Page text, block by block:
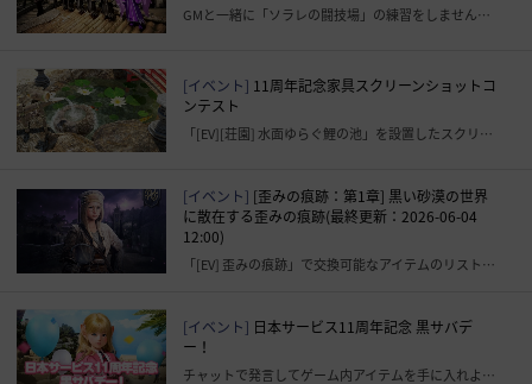
GMと一緒に「ソラレの闘技場」の練習をしませんか？
[イベント] 11周年記念家具スクリーンショットコ
ンテスト
「[EV][荘園] 水面ゆらぐ鯉の池」を設置したスクリーンショットを撮影し、掲示板に投稿しましょう！
[イベント] [歪みの痕跡：第1章] 黒い砂漠の世界
に散在する歪みの痕跡(最終更新：2026-06-04
12:00)
「[EV] 歪みの痕跡」で交換可能なアイテムのリストを更新しました。
[イベント] 日本サービス11周年記念​ 黒サバデ
ー！
チャットで発言してゲーム内アイテムを手に入れよう！